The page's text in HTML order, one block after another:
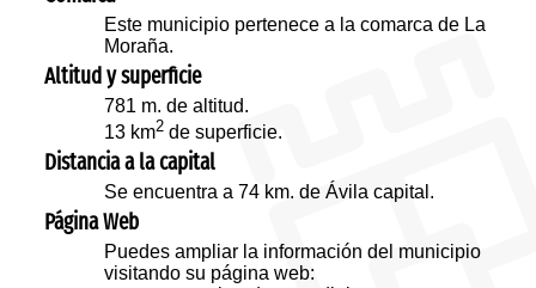
Este municipio pertenece a la comarca de La
Moraña.
Altitud y superficie
781 m. de altitud.
13 km2 de superficie.
Distancia a la capital
Se encuentra a 74 km. de Ávila capital.
Página Web
Puedes ampliar la información del municipio
visitando su página web: